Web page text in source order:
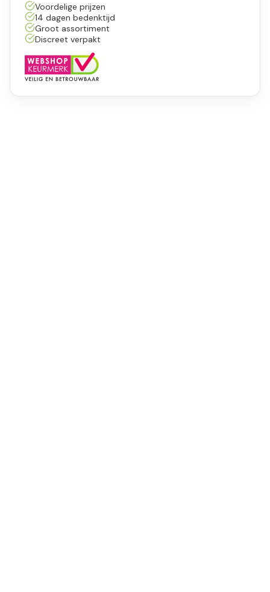
Voordelige prijzen
14 dagen bedenktijd
Groot assortiment
Discreet verpakt